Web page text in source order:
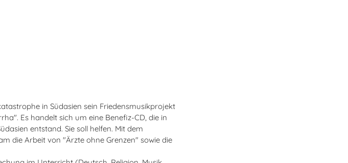
in Südasien sein Friedensmusikprojekt
Es handelt sich um eine Benefiz-CD, die in
entstand. Sie soll helfen. Mit dem
die Arbeit von "Ärzte ohne Grenzen" sowie die